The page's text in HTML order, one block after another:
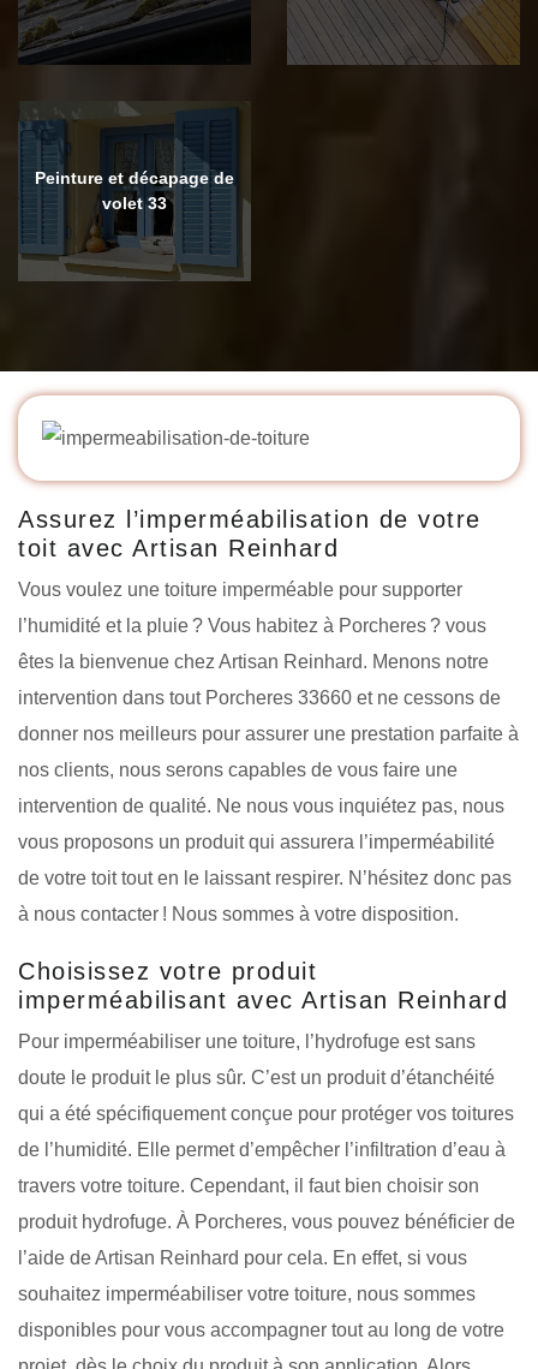
Peinture et décapage de
volet 33
Assurez l’imperméabilisation de votre
toit avec Artisan Reinhard
Vous voulez une toiture imperméable pour supporter
l’humidité et la pluie ? Vous habitez à Porcheres ? vous
êtes la bienvenue chez Artisan Reinhard. Menons notre
intervention dans tout Porcheres 33660 et ne cessons de
donner nos meilleurs pour assurer une prestation parfaite à
nos clients, nous serons capables de vous faire une
intervention de qualité. Ne nous vous inquiétez pas, nous
vous proposons un produit qui assurera l’imperméabilité
de votre toit tout en le laissant respirer. N’hésitez donc pas
à nous contacter ! Nous sommes à votre disposition.
Choisissez votre produit
imperméabilisant avec Artisan Reinhard
Pour imperméabiliser une toiture, l’hydrofuge est sans
doute le produit le plus sûr. C’est un produit d’étanchéité
qui a été spécifiquement conçue pour protéger vos toitures
de l’humidité. Elle permet d’empêcher l’infiltration d’eau à
travers votre toiture. Cependant, il faut bien choisir son
produit hydrofuge. À Porcheres, vous pouvez bénéficier de
l’aide de Artisan Reinhard pour cela. En effet, si vous
souhaitez imperméabiliser votre toiture, nous sommes
disponibles pour vous accompagner tout au long de votre